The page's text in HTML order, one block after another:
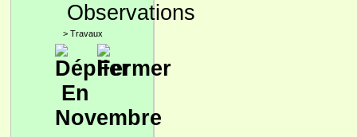
Observations
> Travaux
En
Novembre